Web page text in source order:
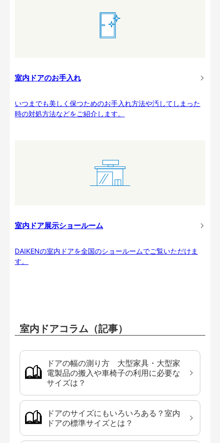
室内ドアのお手入れ
いつまでも美しく保つためのお手入れ方法や汚してしまった
時の対処方法などをご紹介します。
室内ドア展示ショールーム
DAIKENの室内ドアを全国のショールームでご覧いただけま
す。
室内ドアコラム（記事）
ドアの幅の測り方 大型家具・大型家
電製品の搬入や車椅子の利用に必要な
サイズは？
ドアのサイズにもいろいろある？室内
ドアの標準サイズとは？